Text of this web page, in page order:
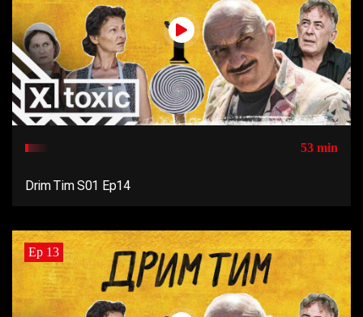
53 min
Drim Tim S01 Ep14
Ep 13